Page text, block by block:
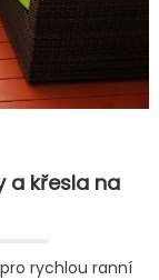
a křesla na
rychlou ranní